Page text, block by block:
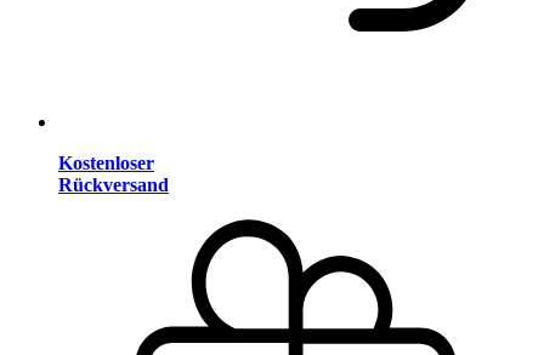
Kostenloser
Rückversand